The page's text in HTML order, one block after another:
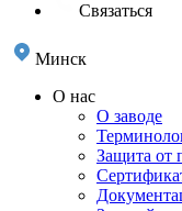
Связаться
Минск
О нас
О заводе
Защита от